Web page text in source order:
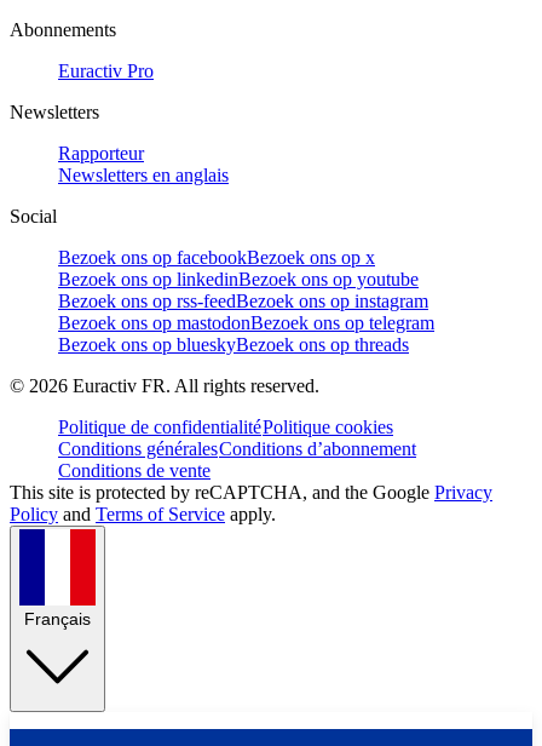
Abonnements
Euractiv Pro
Newsletters
Rapporteur
Newsletters en anglais
Social
Bezoek ons op facebookBezoek ons op x
Bezoek ons op linkedinBezoek ons op youtube
Bezoek ons op rss-feedBezoek ons op instagram
Bezoek ons op mastodonBezoek ons op telegram
Bezoek ons op blueskyBezoek ons op threads
© 2026 Euractiv FR. All rights reserved.
Politique de confidentialitéPolitique cookies
Conditions généralesConditions d’abonnement
Conditions de vente
This site is protected by reCAPTCHA, and the Google Privacy
Policy and Terms of Service apply.
Français